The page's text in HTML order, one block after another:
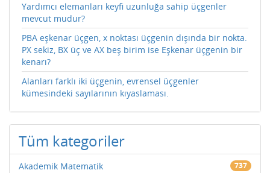
Yardımcı elemanları keyfi uzunluğa sahip üçgenler
mevcut mudur?
PBA eşkenar üçgen, x noktası üçgenin dışında bir nokta.
PX sekiz, BX üç ve AX beş birim ise Eşkenar üçgenin bir
kenarı?
Alanları farklı iki üçgenin, evrensel üçgenler
kümesindeki sayılarının kıyaslaması.
Tüm kategoriler
Akademik Matematik 737